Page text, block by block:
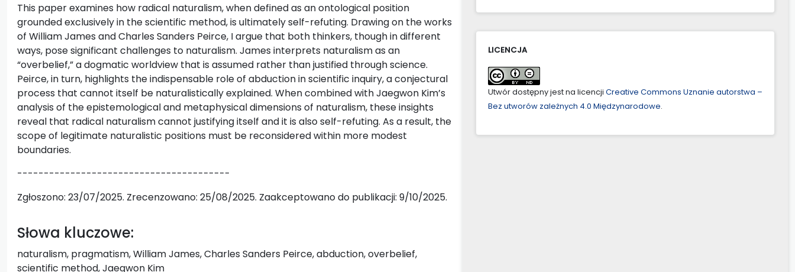
This paper examines how radical naturalism, when defined as an ontological position
grounded exclusively in the scientific method, is ultimately self-refuting. Drawing on the works
of William James and Charles Sanders Peirce, I argue that both thinkers, though in different
ways, pose significant challenges to naturalism. James interprets naturalism as an
“overbelief,” a dogmatic worldview that is assumed rather than justified through science.
Peirce, in turn, highlights the indispensable role of abduction in scientific inquiry, a conjectural
process that cannot itself be naturalistically explained. When combined with Jaegwon Kim’s
analysis of the epistemological and metaphysical dimensions of naturalism, these insights
reveal that radical naturalism cannot justifying itself and it is also self-refuting. As a result, the
scope of legitimate naturalistic positions must be reconsidered within more modest
boundaries.
----------------------------------------
Zgłoszono: 23/07/2025. Zrecenzowano: 25/08/2025. Zaakceptowano do publikacji: 9/10/2025.
Słowa kluczowe:
naturalism, pragmatism, William James, Charles Sanders Peirce, abduction, overbelief,
scientific method, Jaegwon Kim
LICENCJA
Utwór dostępny jest na licencji Creative Commons Uznanie autorstwa –
Bez utworów zależnych 4.0 Międzynarodowe.